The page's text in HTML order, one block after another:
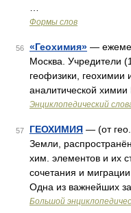
Формы слов
56 «Геохимия» —
Москва. Учредители
геофизики, геохимии
аналитической
Энциклопедический
57 ГЕОХИМИЯ — (от
Земли,
хим. элементов и их
сочетания и
Одна из важнейших
Большой